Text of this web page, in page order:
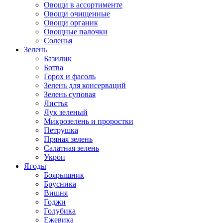
Овощи в ассортименте
Овощи очищенные
Овощи органик
Овощные палочки
Соленья
Зелень
Базилик
Ботва
Горох и фасоль
Зелень для консерваций
Зелень суповая
Листья
Лук зеленый
Микрозелень и проростки
Петрушка
Пряная зелень
Салатная зелень
Укроп
Ягоды
Боярышник
Брусника
Вишня
Годжи
Голубика
Ежевика